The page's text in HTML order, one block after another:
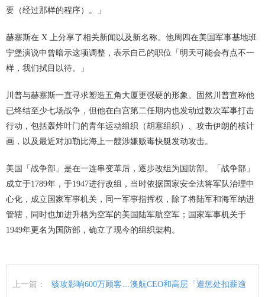
要（经过那样的程序）。」
赫塞斯在 X 上分享了相关新闻以及新名称。他周四在美国军事基地班
宁堡演说中曾暗示这项调整，表示自己的职位「明天可能会有点不一
样，我们拭目以待。」
川普与赫塞斯一直寻求塑造五角大厦更强硬的形象。固然川普宣称他
已终结至少七场战争，但他在白宫第二任期内也发动过数次军事打击
行动，包括轰炸叶门的青年运动组织（胡塞组织）、攻击伊朗的核计
画，以及最近对加勒比海上一艘涉嫌贩毒快艇发动攻击。
美国「战争部」是在一连串变革后，逐步改组为国防部。「战争部」
成立于1789年，于1947进行改组，当时依据国家安全法将军队治理中
心化，成立国家军事机关，同一军事指挥权，除了将陆军和海军纳进
管辖，同时也加进升格为空军的美国陆军航空军；国家军事机关于
1949年更名为国防部，确立了现今的组织架构。
上一篇： 骇攻影响600万顾客…澳航CEO和高层「遭惩处扣薪逾